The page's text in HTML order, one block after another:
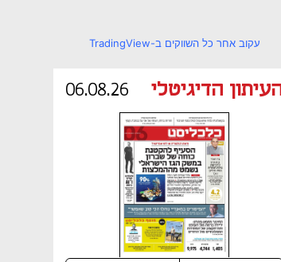
עקוב אחר כל השווקים ב-TradingView
הדיגיטלי 06.08.26